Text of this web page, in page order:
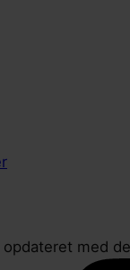
med